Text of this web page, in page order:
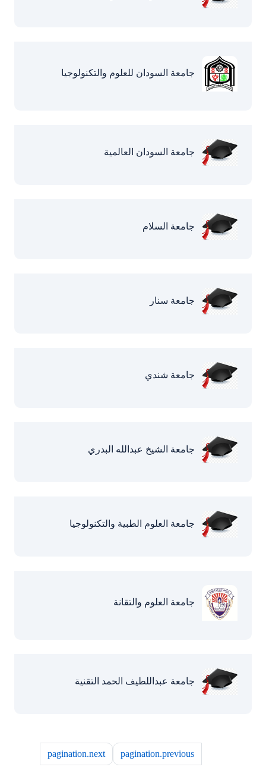
جامعة السودان للعلوم والتكنولوجيا
جامعة السودان العالمية
جامعة السلام
جامعة سنار
جامعة شندي
جامعة الشيخ عبدالله البدري
جامعة العلوم الطبية والتكنولوجيا
جامعة العلوم والتقانة
جامعة عبداللطيف الحمد التقنية
pagination.previous
pagination.next